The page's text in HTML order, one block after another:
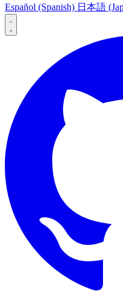
Español (Spanish) 日本語